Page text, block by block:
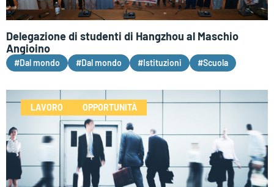
Delegazione di studenti di Hangzhou al Maschio
Angioino
#Dal mondo #Dal mondo #Istituzioni #Scuola
LAVORO OPPORTUNITÀ